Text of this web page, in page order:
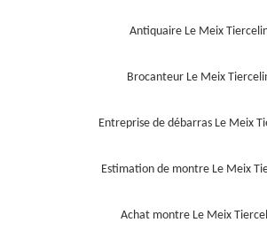
Antiquaire Le Meix
Brocanteur Le Meix
Entreprise de débarras Le Meix
Estimation de montre Le Meix
Achat montre Le Meix